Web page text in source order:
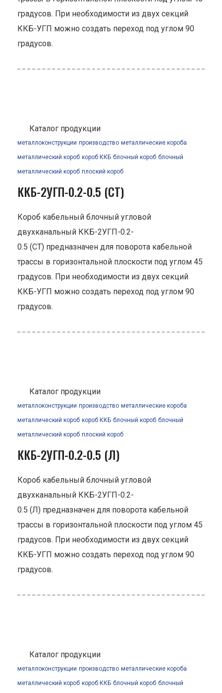
градусов. При необходимости из двух секций
ККБ-УГП можно создать переход под углом 90
градусов.
Каталог продукции
металлоконструкции производство металлические короба
металлический короб короб ККБ блочный короб блочный
металлический короб плоский короб
ККБ-2УГП-0.2-0.5 (СТ)
Короб кабельный блочный угловой
двухканальный ККБ-2УГП-0.2-
0.5 (СТ) предназначен для поворота кабельной
трассы в горизонтальной плоскости под углом 45
градусов. При необходимости из двух секций
ККБ-УГП можно создать переход под углом 90
градусов.
Каталог продукции
металлоконструкции производство металлические короба
металлический короб короб ККБ блочный короб блочный
металлический короб плоский короб
ККБ-2УГП-0.2-0.5 (Л)
Короб кабельный блочный угловой
двухканальный ККБ-2УГП-0.2-
0.5 (Л) предназначен для поворота кабельной
трассы в горизонтальной плоскости под углом 45
градусов. При необходимости из двух секций
ККБ-УГП можно создать переход под углом 90
градусов.
Каталог продукции
металлоконструкции производство металлические короба
металлический короб короб ККБ блочный короб блочный